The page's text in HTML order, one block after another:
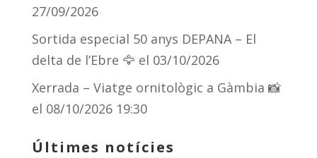
27/09/2026
Sortida especial 50 anys DEPANA – El
delta de l’Ebre 🦅 el 03/10/2026
Xerrada – Viatge ornitològic a Gàmbia 📸
el 08/10/2026 19:30
Últimes notícies